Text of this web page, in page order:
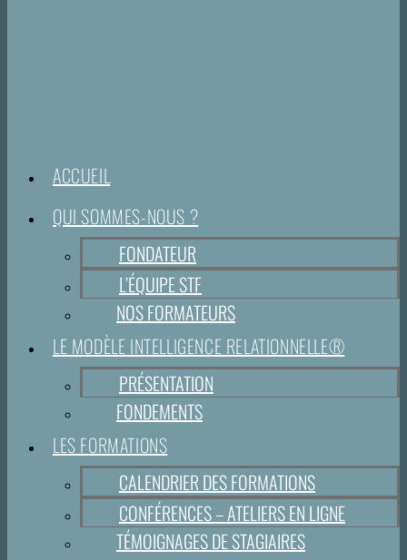
ACCUEIL
QUI SOMMES-NOUS ?
FONDATEUR
L’ÉQUIPE STF
NOS FORMATEURS
LE MODÈLE INTELLIGENCE RELATIONNELLE®
PRÉSENTATION
FONDEMENTS
LES FORMATIONS
CALENDRIER DES FORMATIONS
CONFÉRENCES – ATELIERS EN LIGNE
TÉMOIGNAGES DE STAGIAIRES